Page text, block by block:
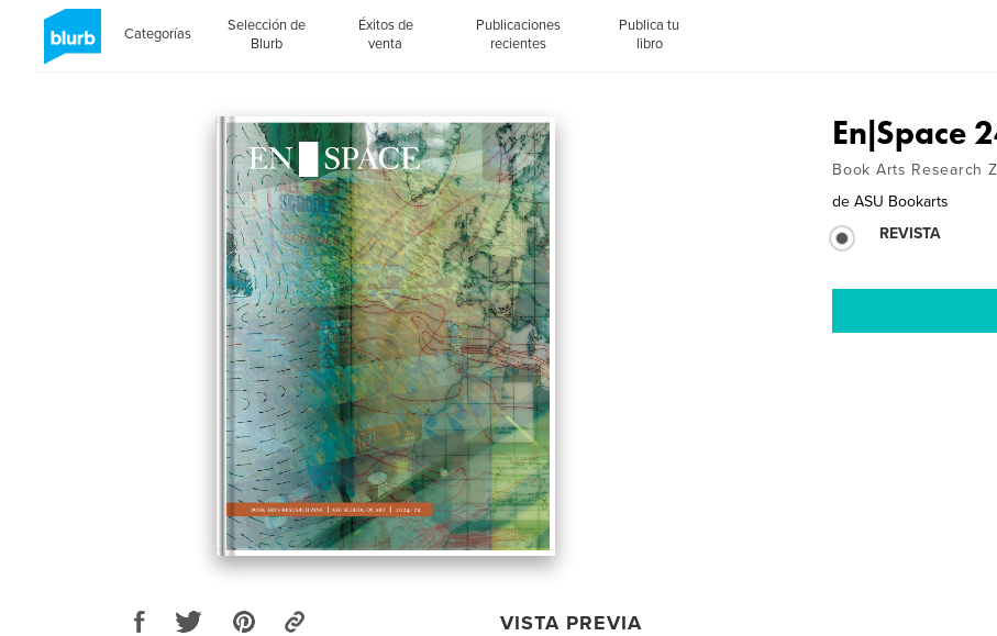
Categorías
Selección de
Blurb
Éxitos de
venta
Publicaciones
recientes
Publica tu
libro
VISTA PREVIA
En|Space
Book Arts Research
de ASU Bookarts
REVISTA